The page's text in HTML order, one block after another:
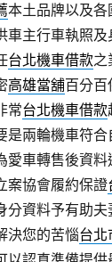
本土品牌以及
車主行車執照
台北機車借款之
高雄當舖百分百
常台北機車借款
是兩輪機車符合
愛車轉售後資
案協會履約保證
分資料予有助夫
決您的苦惱台北